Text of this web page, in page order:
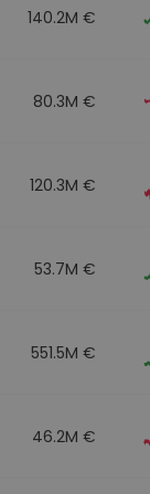
140.2M €
80.3M €
120.3M €
53.7M €
551.5M €
46.2M €